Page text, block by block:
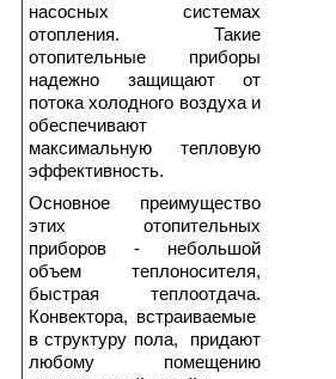
насосных системах
отопления. Такие
отопительные приборы
надежно защищают от
потока холодного воздуха и
обеспечивают
максимальную тепловую
эффективность.
Основное преимущество
этих отопительных
приборов - небольшой
объем теплоносителя,
быстрая теплоотдача.
Конвектора, встраиваемые
в структуру пола, придают
любому помещению